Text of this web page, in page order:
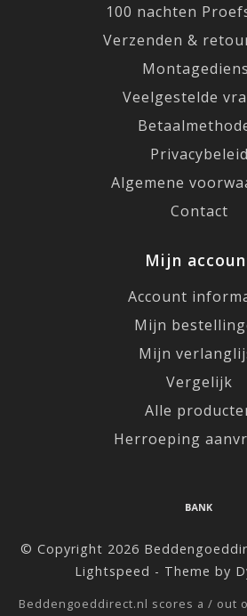
100 nachten
Verzenden &
Veelgestelde
Privacybeleid
Algemene
Contact
Mijn
Account
Mijn
Mijn
Vergelijk
Alle
Herroeping
© Copyright 2026
Lightspeed - Theme by
Beddengoeddirect.nl scores a / out